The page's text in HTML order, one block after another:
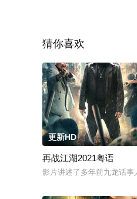
上飘花影院，更多剧情
猜你喜欢
更新HD
再战江湖2021粤语
影片讲述了多年前九龙话事